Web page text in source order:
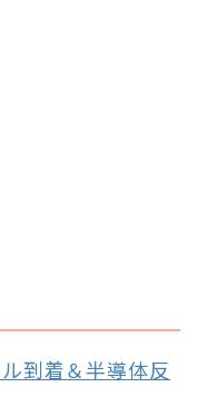
到着＆半導体反